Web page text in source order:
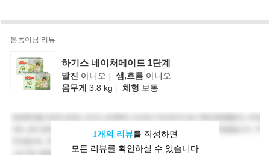
봄동이님 리뷰
하기스 네이처메이드 1단계
발진 아니오 | 샘,흐름 아니오
몸무게 3.8 kg | 체형 보통
1개의 리뷰를 작성하면
모든 리뷰를 확인하실 수 있습니다